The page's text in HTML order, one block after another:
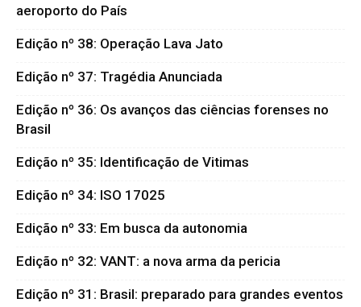
aeroporto do País
Edição nº 38: Operação Lava Jato
Edição nº 37: Tragédia Anunciada
Edição nº 36: Os avanços das ciências forenses no
Brasil
Edição nº 35: Identificação de Vitimas
Edição nº 34: ISO 17025
Edição nº 33: Em busca da autonomia
Edição nº 32: VANT: a nova arma da pericia
Edição nº 31: Brasil: preparado para grandes eventos